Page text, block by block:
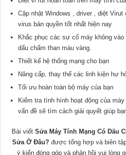
Cập nhật Windows , driver , diệt
virus bản quyền tốt nhất hiện nay
Khắc phục các sự cố máy không
dấu chấm than màu vàng.
Thiết kế hệ thống mạng cho bạn
Nâng cấp, thay thế các linh kiện hư
Tối ưu hoàn toàn bộ máy của bạn
Kiểm tra tình hình hoạt động của
vấn đề sẽ tìm cách giải quyết giúp
Bài viết Sửa Máy Tính Mạng Có Dấu
Sửa Ở Đâu? được tổng hợp và biên
ý kiến đóng góp và phản hồi vui lòng